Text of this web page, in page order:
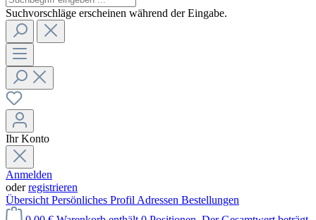
Suchvorschläge erscheinen während der Eingabe.
Ihr Konto
Anmelden
oderregistrieren
Übersicht Persönliches Profil Adressen Bestellungen